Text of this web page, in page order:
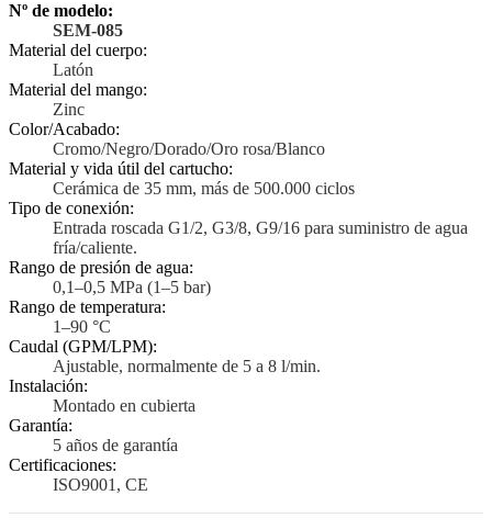
Nº de modelo:
SEM-085
Material del cuerpo:
Latón
Material del mango:
Zinc
Color/Acabado:
Cromo/Negro/Dorado/Oro rosa/Blanco
Material y vida útil del cartucho:
Cerámica de 35 mm, más de 500.000 ciclos
Tipo de conexión:
Entrada roscada G1/2, G3/8, G9/16 para suministro de agua
fría/caliente.
Rango de presión de agua:
0,1–0,5 MPa (1–5 bar)
Rango de temperatura:
1–90 °C
Caudal (GPM/LPM):
Ajustable, normalmente de 5 a 8 l/min.
Instalación:
Montado en cubierta
Garantía:
5 años de garantía
Certificaciones:
ISO9001, CE